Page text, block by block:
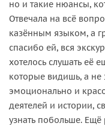
но и такие нюансы,
Отвечала на всё
казённым языком, а
спасибо ей, вся
хотелось слушать её
которые видишь, а не
эмоционально и
деятелей и истории,
узнать побольше.